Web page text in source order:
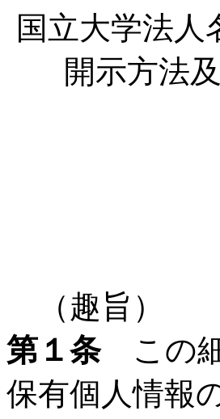
国立大学法
開示方法
（趣旨）
第１条 この
保有個人情報